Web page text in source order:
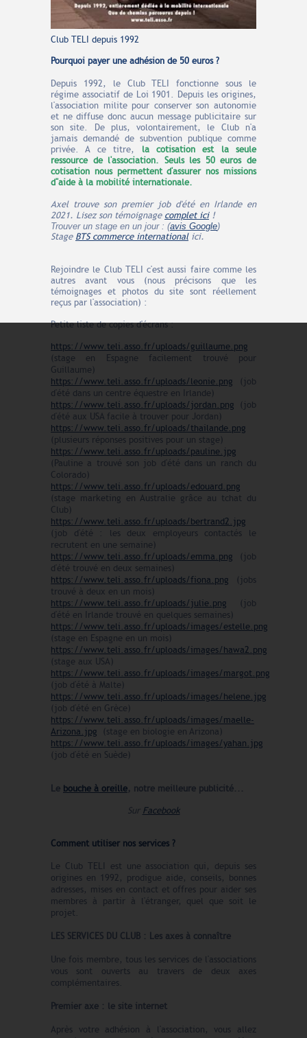
Club TELI depuis 1992
Pourquoi payer une adhésion de 50 euros ?
Depuis 1992, le Club TELI fonctionne sous le
régime associatif de Loi 1901. Depuis les origines,
l'association milite pour conserver son autonomie
et ne diffuse donc aucun message publicitaire sur
son site. De plus, volontairement, le Club n'a
jamais demandé de subvention publique comme
privée. A ce titre, la cotisation est la seule
ressource de l'association. Seuls les 50 euros de
cotisation nous permettent d'assurer nos missions
d''aide à la mobilité internationale.
Axel trouve son premier job d'été en Irlande en
2021. Lisez son témoignage complet ici!
Trouver un stage en un jour : (avis Google)
Stage BTS commerce internationalici.
Rejoindre le Club TELI c'est aussi faire comme les
autres avant vous (nous précisons que les
témoignages et photos du site sont réellement
reçus par l'association) :
Petite liste de copies d'écrans :
https://www.teli.asso.fr/uploads/guillaume.png
(stage en Espagne facilement trouvé pour
Guillaume)
https://www.teli.asso.fr/uploads/leonie.png (job
d'été dans un centre équestre en Irlande)
https://www.teli.asso.fr/uploads/jordan.png (job
d'été aux USA facile à trouver pour Jordan)
https://www.teli.asso.fr/uploads/thailande.png
(plusieurs réponses positives pour un stage)
https://www.teli.asso.fr/uploads/pauline.jpg
(Pauline a trouvé son job d'été dans un ranch du
Colorado)
https://www.teli.asso.fr/uploads/edouard.png
(stage marketing en Australie grâce au tchat du
Club)
https://www.teli.asso.fr/uploads/bertrand2.jpg
(job d'été : les deux employeurs contactés le
recrutent en une semaine)
https://www.teli.asso.fr/uploads/emma.png (job
d'été trouvé en deux semaines)
https://www.teli.asso.fr/uploads/fiona.png (jobs
trouvé à deux en un mois)
https://www.teli.asso.fr/uploads/julie.png (job
d'été en Irlande trouvé en quelques semaines)
https://www.teli.asso.fr/uploads/images/estelle.png
(stage en Espagne en un mois)
https://www.teli.asso.fr/uploads/images/hawa2.png
(stage aux USA)
https://www.teli.asso.fr/uploads/images/margot.png
(job d'été à Malte)
https://www.teli.asso.fr/uploads/images/helene.jpg
(job d'été en Grèce)
https://www.teli.asso.fr/uploads/images/maelle-
Arizona.jpg (stage en biologie en Arizona)
https://www.teli.asso.fr/uploads/images/yahan.jpg
(job d'été en Suède)
Le bouche à oreille, notre meilleure publicité...
Sur Facebook
Comment utiliser nos services ?
Le Club TELI est une association qui, depuis ses
origines en 1992, prodigue aide, conseils, bonnes
adresses, mises en contact et offres pour aider ses
membres à partir à l'étranger, quel que soit le
projet.
LES SERVICES DU CLUB : Les axes à connaître
Une fois membre, tous les services de l'associations
vous sont ouverts au travers de deux axes
complémentaires.
Premier axe : le site internet
Après votre adhésion à l'association, vous allez